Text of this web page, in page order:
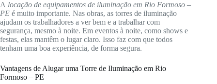
A locação de equipamentos de iluminação em Rio Formoso –
PE é muito importante. Nas obras, as torres de iluminação
ajudam os trabalhadores a ver bem e a trabalhar com
segurança, mesmo à noite. Em eventos à noite, como shows e
festas, elas mantêm o lugar claro. Isso faz com que todos
tenham uma boa experiência, de forma segura.
Vantagens de Alugar uma Torre de Iluminação em Rio
Formoso – PE